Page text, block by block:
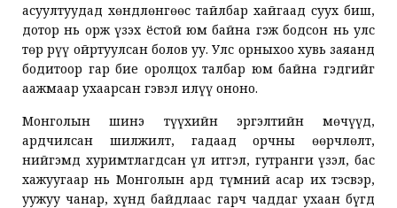
асуултуудад хөндлөнгөөс тайлбар хайгаад суух биш,
дотор нь орж үзэх ёстой юм байна гэж бодсон нь улс
төр рүү ойртуулсан болов уу. Улс орныхоо хувь заяанд
бодитоор гар бие оролцох талбар юм байна гэдгийг
аажмаар ухаарсан гэвэл илүү ононо.
Монголын шинэ түүхийн эргэлтийн мөчүүд,
ардчилсан шилжилт, гадаад орчны өөрчлөлт,
нийгэмд хуримтлагдсан үл итгэл, гутранги үзэл, бас
хажуугаар нь Монголын ард түмний асар их тэсвэр,
уужуу чанар, хүнд байдлаас гарч чаддаг ухаан бүгд